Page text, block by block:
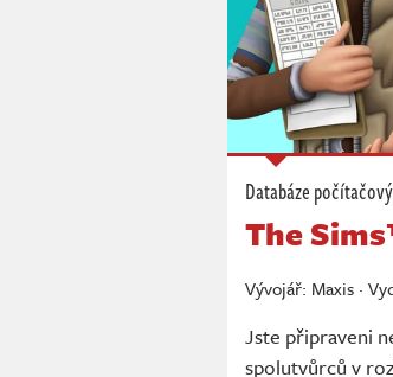
Databáze
The
Vývojář: Maxis ·
Jste připraveni
spolutvůrců v